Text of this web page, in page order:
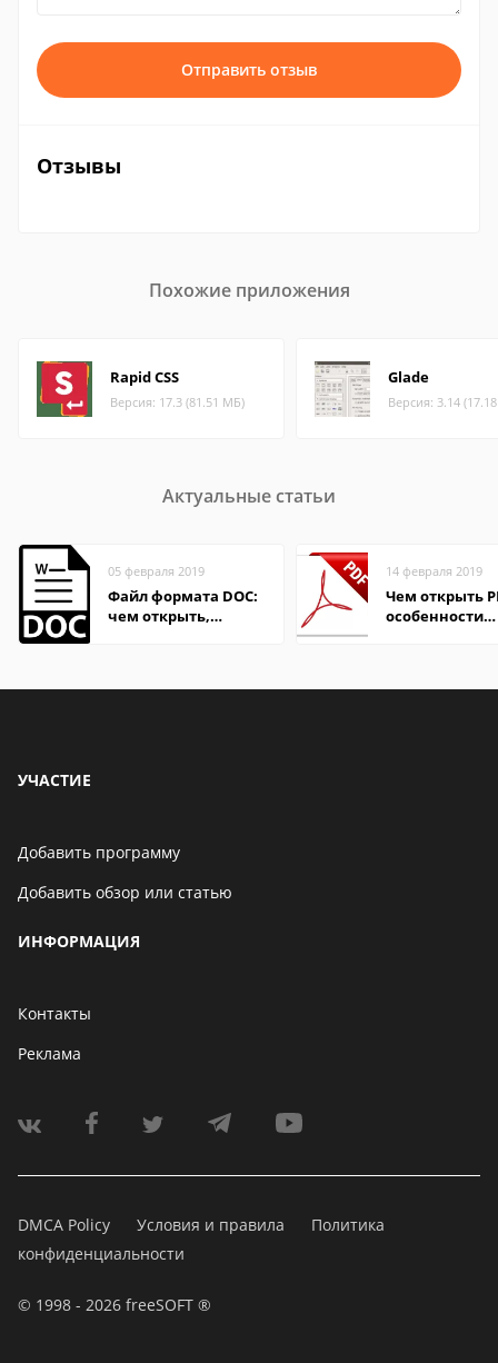
Отправить отзыв
Отзывы
Похожие приложения
Rapid CSS
Версия: 17.3 (81.51 МБ)
Glade
Версия: 3.14
Актуальные статьи
05 февраля 2019
Файл формата DOC:
чем открыть,
14 февраля 2019
Чем открыть
особенности
УЧАСТИЕ
Добавить программу
Добавить обзор или статью
ИНФОРМАЦИЯ
Контакты
Реклама
DMCA Policy Условия и правила
Политика
конфиденциальности
© 1998 - 2026 freeSOFT ®